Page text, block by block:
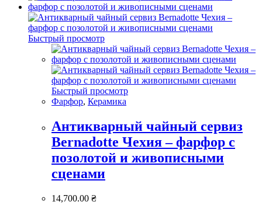
Быстрый просмотр
Быстрый просмотр
Фарфор, Керамика
Антикварный чайный сервиз
Bernadotte Чехия – фарфор с
позолотой и живописными
сценами
14,700.00 ₴